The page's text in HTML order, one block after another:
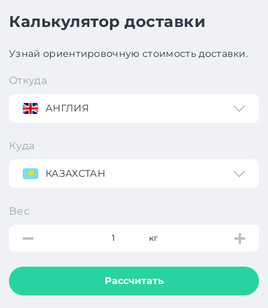
Калькулятор доставки
Узнай ориентировочную стоимость доставки.
Откуда
АНГЛИЯ
Куда
КАЗАХСТАН
Вес
кг
Рассчитать